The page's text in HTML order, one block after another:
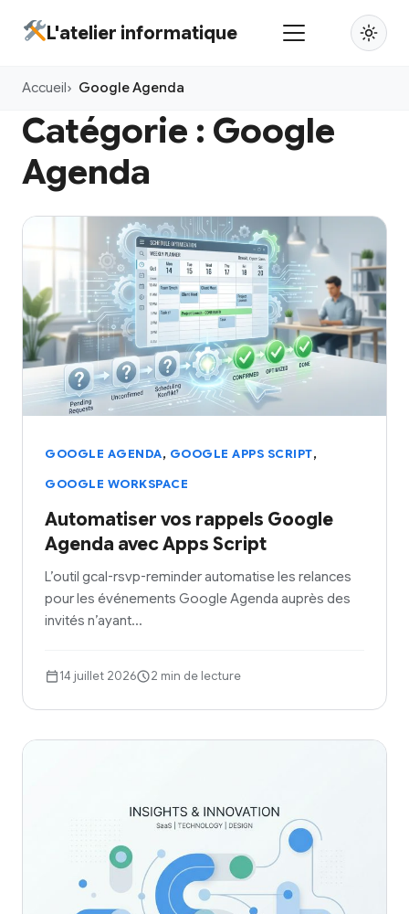
L'atelier informatique
Accueil Google Agenda
Catégorie : Google
Agenda
GOOGLE AGENDA, GOOGLE APPS SCRIPT,
GOOGLE WORKSPACE
Automatiser vos rappels Google
Agenda avec Apps Script
L’outil gcal-rsvp-reminder automatise les relances
pour les événements Google Agenda auprès des
invités n’ayant…
14 juillet 2026 2 min de lecture